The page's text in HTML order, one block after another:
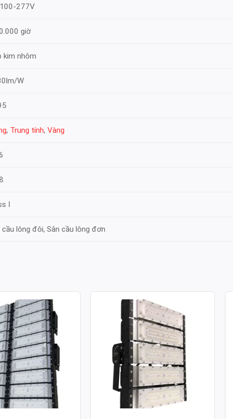
277V
giờ
kim nhôm
W
, Trung tính, Vàng
I
cầu lông đôi, Sân cầu lông đơn
MODULE SMD
SUẤT 1000W
sáng: 130lm/W
3.000K / 4.000K /
màu: CRI≥70
50.000h
suất: >0.95
AC 100-277V ~
ĐÈN PHA LED MODULE SMD
P03 – CÔNG SUẤT 250W
Công suất: 250W
Hiệu suất chiếu sáng: 130lm/W
Nhiệt độ màu: 3.000K / 4.000K /
6.000K
Chỉ số hoàn màu: CRI≥70
Tuổi thọ L70: 50.000h
Hệ số công suất: >0.95
Điện áp sử dụng: AC 100-277V ~